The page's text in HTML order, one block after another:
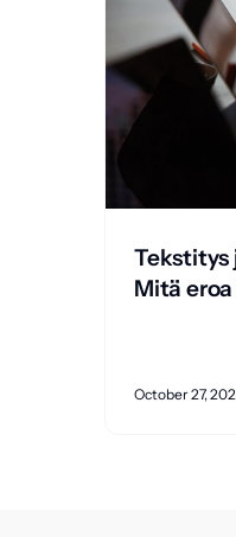
Tekstitys
Mitä
October 27,